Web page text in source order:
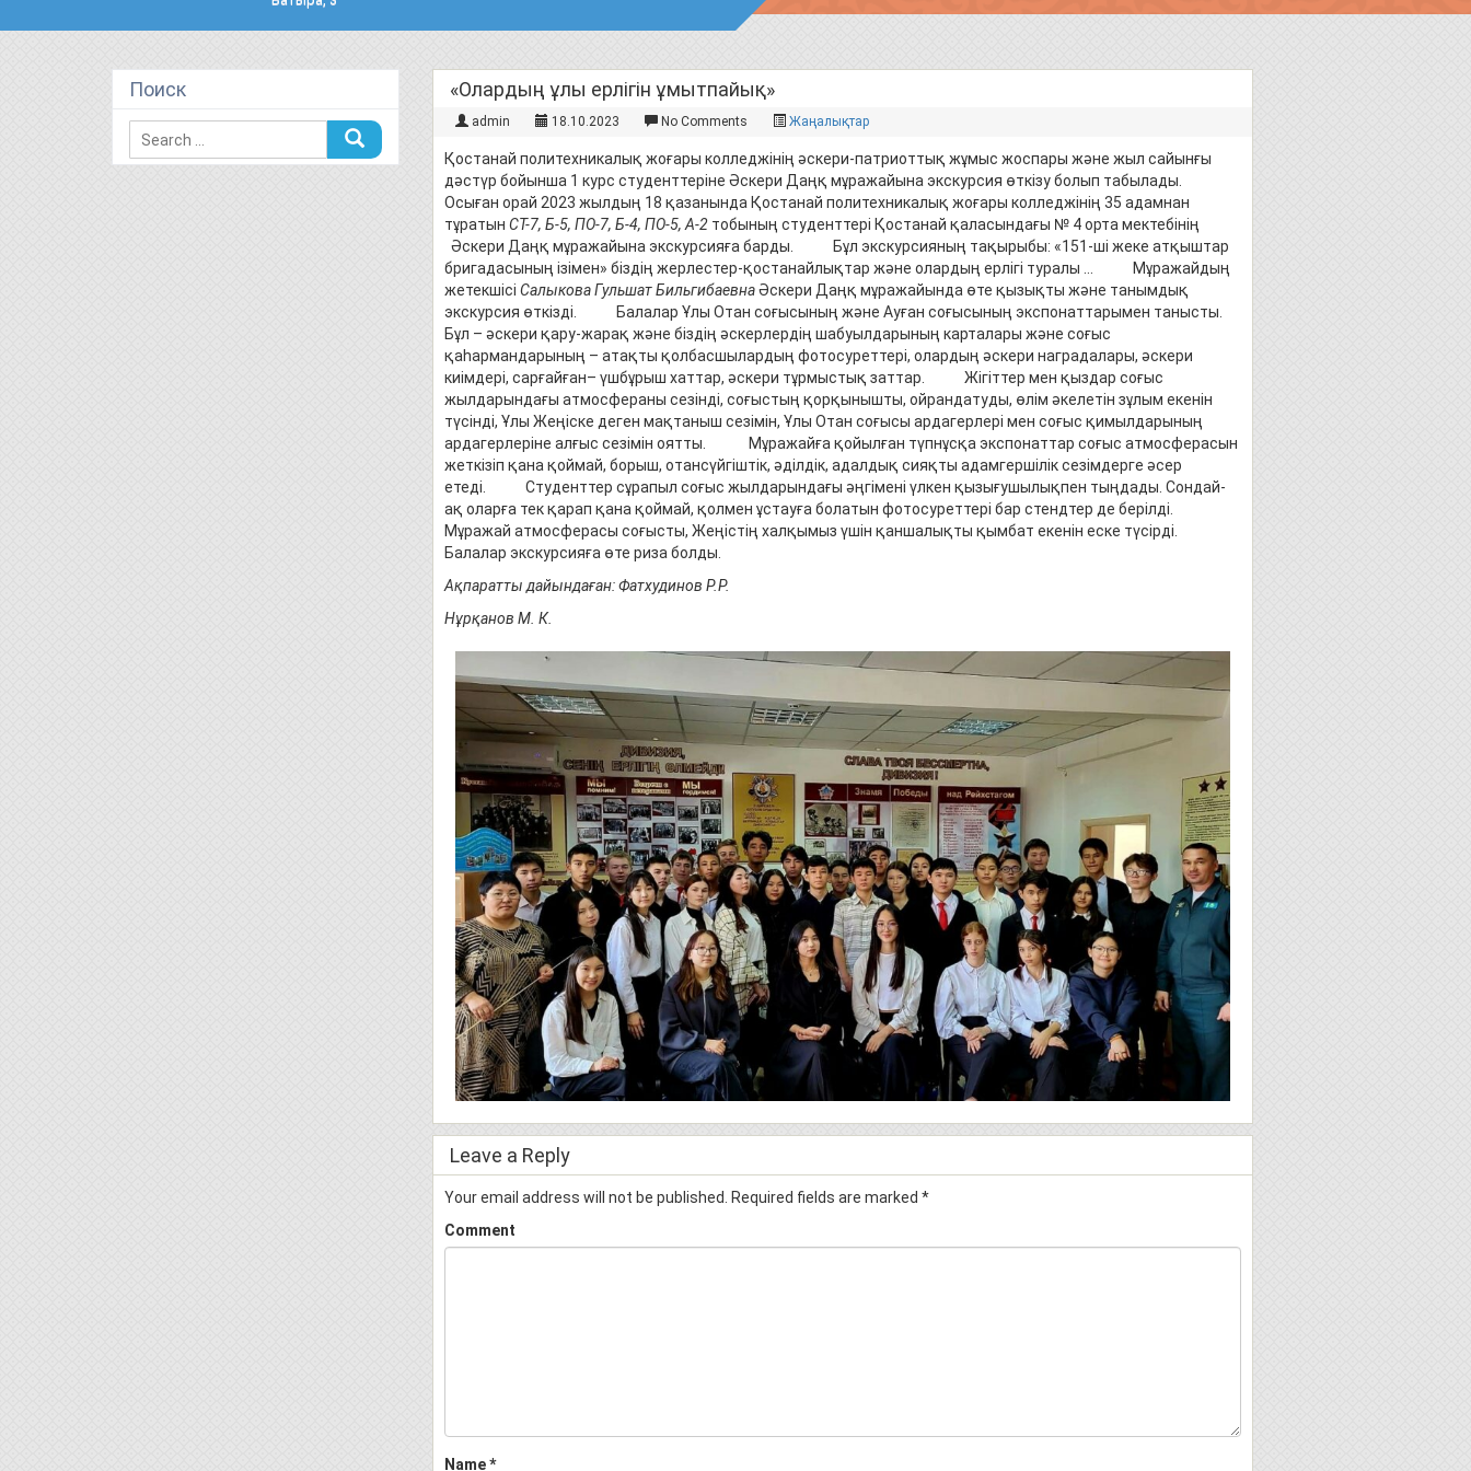
«Олардың ұлы ерлігін ұмытпайық»
admin 18.10.2023 No Comments Жаңалықтар
Қостанай политехникалық жоғары колледжінің әскери-патриоттық жұмыс жоспары және жыл сайынғы
дәстүр бойынша 1 курс студенттеріне Әскери Даңқ мұражайына экскурсия өткізу болып табылады.
Осыған орай 2023 жылдың 18 қазанында Қостанай политехникалық жоғары колледжінің 35 адамнан
тұратын СТ-7, Б-5, ПО-7, Б-4, ПО-5, А-2 тобының студенттері Қостанай қаласындағы № 4 орта мектебінің
Әскери Даңқ мұражайына экскурсияға барды. Бұл экскурсияның тақырыбы: «151-ші жеке атқыштар
бригадасының ізімен» біздің жерлестер-қостанайлықтар және олардың ерлігі туралы … Мұражайдың
жетекшісі Салыкова Гульшат БильгибаевнаӘскери Даңқ мұражайында өте қызықты және танымдық
экскурсия өткізді. Балалар Ұлы Отан соғысының және Ауған соғысының экспонаттарымен танысты.
Бұл – әскери қару-жарақ және біздің әскерлердің шабуылдарының карталары және соғыс
қаһармандарының – атақты қолбасшылардың фотосуреттері, олардың әскери наградалары, әскери
киімдері, сарғайған– үшбұрыш хаттар, әскери тұрмыстық заттар. Жігіттер мен қыздар соғыс
жылдарындағы атмосфераны сезінді, соғыстың қорқынышты, ойрандатуды, өлім әкелетін зұлым екенін
түсінді, Ұлы Жеңіске деген мақтаныш сезімін, Ұлы Отан соғысы ардагерлері мен соғыс қимылдарының
ардагерлеріне алғыс сезімін оятты. Мұражайға қойылған түпнұсқа экспонаттар соғыс атмосферасын
жеткізіп қана қоймай, борыш, отансүйгіштік, әділдік, адалдық сияқты адамгершілік сезімдерге әсер
етеді. Студенттер сұрапыл соғыс жылдарындағы әңгімені үлкен қызығушылықпен тыңдады. Сондай-
ақ оларға тек қарап қана қоймай, қолмен ұстауға болатын фотосуреттері бар стендтер де берілді.
Мұражай атмосферасы соғысты, Жеңістің халқымыз үшін қаншалықты қымбат екенін еске түсірді.
Балалар экскурсияға өте риза болды.
Ақпаратты дайындаған: Фатхудинов Р.Р.
Нұрқанов М. К.
Leave a Reply
Your email address will not be published. Required fields are marked *
Comment
Name*
Поиск